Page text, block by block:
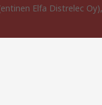
Elfa Distrelec